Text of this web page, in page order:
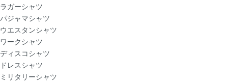
ラガーシャツ
パジャマシャツ
ウエスタンシャツ
ワークシャツ
ディスコシャツ
ドレスシャツ
ミリタリーシャツ